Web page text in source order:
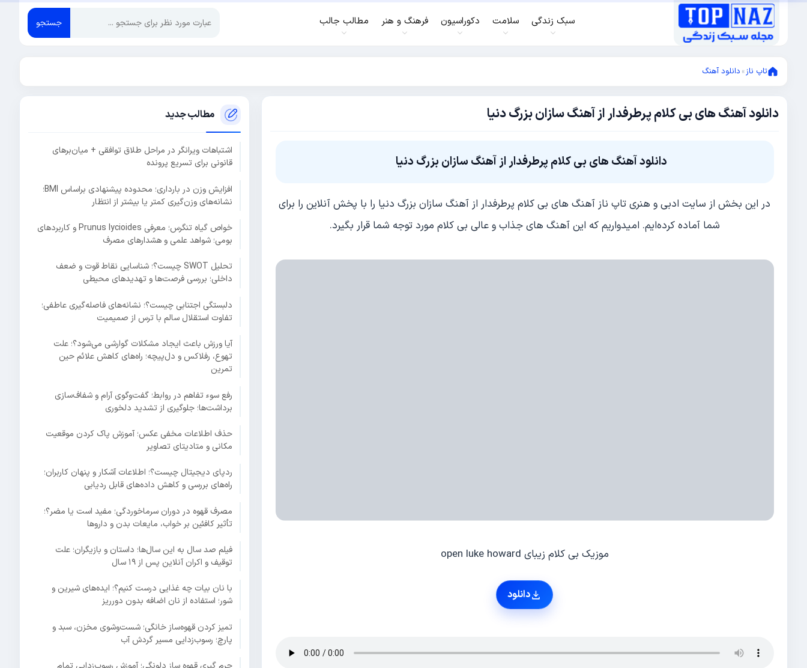
سبک زندگی سلامت دکوراسیون فرهنگ و هنر مطالب جالب جستجو
تاپ ناز» دانلود آهنگ
دانلود آهنگ های بی کلام پرطرفدار از آهنگ سازان بزرگ دنیا
آوریل
دانلود آهنگ های بی کلام پرطرفدار از آهنگ سازان بزرگ دنیا
در این بخش از سایت ادبی و هنری تاپ ناز آهنگ های بی کلام پرطرفدار از آهنگ سازان بزرگ دنیا را با پخش آنلاین را برای
شما آماده کرده‌ایم. امیدواریم که این آهنگ های جذاب و عالی بی کلام مورد توجه شما قرار بگیرد.
موزیک بی کلام زیبای open luke howard
دانلود
مطالب جدید
اشتباهات ویرانگر در مراحل طلاق توافقی + میان‌برهای
قانونی برای تسریع پرونده
افزایش وزن در بارداری؛ محدوده پیشنهادی براساس BMI؛
نشانه‌های وزن‌گیری کمتر یا بیشتر از انتظار
خواص گیاه تنگرس؛ معرفی Prunus lycioides و کاربردهای
بومی؛ شواهد علمی و هشدارهای مصرف
تحلیل SWOT چیست؟؛ شناسایی نقاط قوت و ضعف
داخلی؛ بررسی فرصت‌ها و تهدیدهای محیطی
دلبستگی اجتنابی چیست؟؛ نشانه‌های فاصله‌گیری عاطفی؛
تفاوت استقلال سالم با ترس از صمیمیت
آیا ورزش باعث ایجاد مشکلات گوارشی می‌شود؟؛ علت
تهوع، رفلاکس و دل‌پیچه؛ راه‌های کاهش علائم حین
تمرین
رفع سوء تفاهم در روابط؛ گفت‌وگوی آرام و شفاف‌سازی
برداشت‌ها؛ جلوگیری از تشدید دلخوری
حذف اطلاعات مخفی عکس؛ آموزش پاک کردن موقعیت
مکانی و متادیتای تصاویر
ردپای دیجیتال چیست؟؛ اطلاعات آشکار و پنهان کاربران؛
راه‌های بررسی و کاهش داده‌های قابل ردیابی
مصرف قهوه در دوران سرماخوردگی؛ مفید است یا مضر؟؛
تأثیر کافئین بر خواب، مایعات بدن و داروها
فیلم صد سال به این سال‌ها؛ داستان و بازیگران؛ علت
توقیف و اکران آنلاین پس از ۱۹ سال
با نان بیات چه غذایی درست کنیم؟؛ ایده‌های شیرین و
شور؛ استفاده از نان اضافه بدون دورریز
تمیز کردن قهوه‌ساز خانگی؛ شست‌وشوی مخزن، سبد و
پارچ؛ رسوب‌زدایی مسیر گردش آب